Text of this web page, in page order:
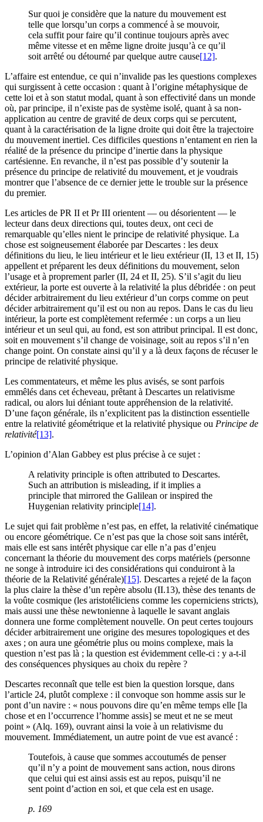
Sur quoi je considère que la nature du mouvement est
telle que lorsqu’un corps a commencé à se mouvoir,
cela suffit pour faire qu’il continue toujours après avec
même vitesse et en même ligne droite jusqu’à ce qu’il
soit arrêté ou détourné par quelque autre cause[12].
L’affaire est entendue, ce qui n’invalide pas les questions complexes
qui surgissent à cette occasion : quant à l’origine métaphysique de
cette loi et à son statut modal, quant à son effectivité dans un monde
où, par principe, il n’existe pas de système isolé, quant à sa non-
application au centre de gravité de deux corps qui se percutent,
quant à la caractérisation de la ligne droite qui doit être la trajectoire
du mouvement inertiel. Ces difficiles questions n’entament en rien la
réalité de la présence du principe d’inertie dans la physique
cartésienne. En revanche, il n’est pas possible d’y soutenir la
présence du principe de relativité du mouvement, et je voudrais
montrer que l’absence de ce dernier jette le trouble sur la présence
du premier.
Les articles de PR II et Pr III orientent — ou désorientent — le
lecteur dans deux directions qui, toutes deux, ont ceci de
remarquable qu’elles nient le principe de relativité physique. La
chose est soigneusement élaborée par Descartes : les deux
définitions du lieu, le lieu intérieur et le lieu extérieur (II, 13 et II, 15)
appellent et préparent les deux définitions du mouvement, selon
l’usage et à proprement parler (II, 24 et II, 25). S’il s’agit du lieu
extérieur, la porte est ouverte à la relativité la plus débridée : on peut
décider arbitrairement du lieu extérieur d’un corps comme on peut
décider arbitrairement qu’il est ou non au repos. Dans le cas du lieu
intérieur, la porte est complètement refermée : un corps a un lieu
intérieur et un seul qui, au fond, est son attribut principal. Il est donc,
soit en mouvement s’il change de voisinage, soit au repos s’il n’en
change point. On constate ainsi qu’il y a là deux façons de récuser le
principe de relativité physique.
Les commentateurs, et même les plus avisés, se sont parfois
emmêlés dans cet écheveau, prêtant à Descartes un relativisme
radical, ou alors lui déniant toute appréhension de la relativité.
D’une façon générale, ils n’explicitent pas la distinction essentielle
entre la relativité géométrique et la relativité physique ou Principe de
relativité[13].
L’opinion d’Alan Gabbey est plus précise à ce sujet :
A relativity principle is often attributed to Descartes.
Such an attribution is misleading, if it implies a
principle that mirrored the Galilean or inspired the
Huygenian relativity principle[14].
Le sujet qui fait problème n’est pas, en effet, la relativité cinématique
ou encore géométrique. Ce n’est pas que la chose soit sans intérêt,
mais elle est sans intérêt physique car elle n’a pas d’enjeu
concernant la théorie du mouvement des corps matériels (personne
ne songe à introduire ici des considérations qui conduiront à la
théorie de la Relativité générale)[15]. Descartes a rejeté de la façon
la plus claire la thèse d’un repère absolu (II.13), thèse des tenants de
la voûte cosmique (les aristotéliciens comme les coperniciens stricts),
mais aussi une thèse newtonienne à laquelle le savant anglais
donnera une forme complètement nouvelle. On peut certes toujours
décider arbitrairement une origine des mesures topologiques et des
axes ; on aura une géométrie plus ou moins complexe, mais la
question n’est pas là ; la question est évidemment celle-ci : y a-t-il
des conséquences physiques au choix du repère ?
Descartes reconnaît que telle est bien la question lorsque, dans
l’article 24, plutôt complexe : il convoque son homme assis sur le
pont d’un navire : « nous pouvons dire qu’en même temps elle [la
chose et en l’occurrence l’homme assis] se meut et ne se meut
point » (Alq. 169), ouvrant ainsi la voie à un relativisme du
mouvement. Immédiatement, un autre point de vue est avancé :
Toutefois, à cause que sommes accoutumés de penser
qu’il n’y a point de mouvement sans action, nous dirons
que celui qui est ainsi assis est au repos, puisqu’il ne
sent point d’action en soi, et que cela est en usage.
p. 169